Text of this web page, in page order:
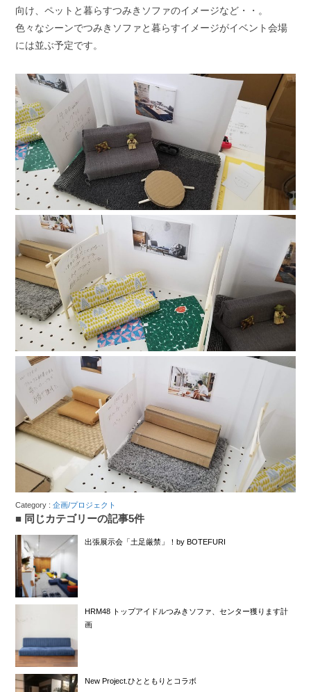
向け、ペットと暮らすつみきソファのイメージなど・・。
色々なシーンでつみきソファと暮らすイメージがイベント会場
には並ぶ予定です。
Category :企画/プロジェクト
同じカテゴリーの記事5件
出張展示会「土足厳禁」！by BOTEFURI
HRM48 トップアイドルつみきソファ、センター獲ります計
画
New Project.ひとともりとコラボ